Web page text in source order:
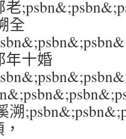
全
年十婚
溯